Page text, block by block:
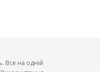
Все на одній